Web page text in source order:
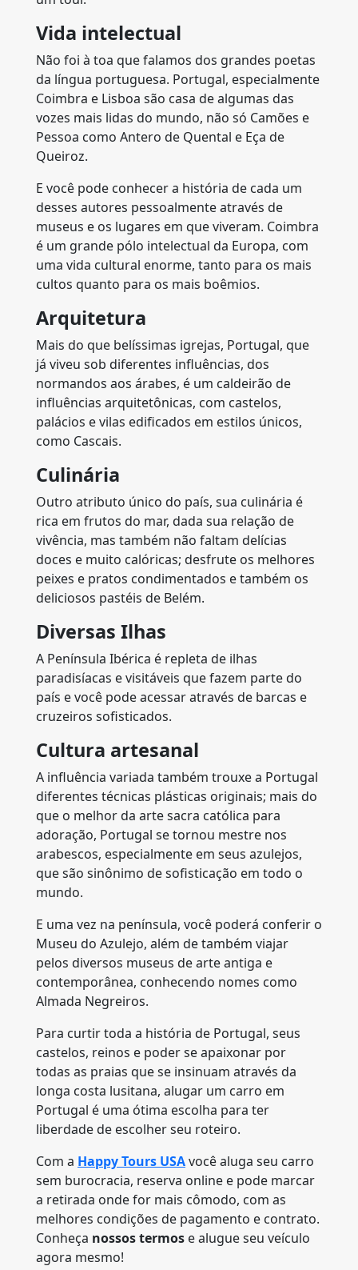
Vida intelectual
Não foi à toa que falamos dos grandes poetas
da língua portuguesa. Portugal, especialmente
Coimbra e Lisboa são casa de algumas das
vozes mais lidas do mundo, não só Camões e
Pessoa como Antero de Quental e Eça de
Queiroz.
E você pode conhecer a história de cada um
desses autores pessoalmente através de
museus e os lugares em que viveram. Coimbra
é um grande pólo intelectual da Europa, com
uma vida cultural enorme, tanto para os mais
cultos quanto para os mais boêmios.
Arquitetura
Mais do que belíssimas igrejas, Portugal, que
já viveu sob diferentes influências, dos
normandos aos árabes, é um caldeirão de
influências arquitetônicas, com castelos,
palácios e vilas edificados em estilos únicos,
como Cascais.
Culinária
Outro atributo único do país, sua culinária é
rica em frutos do mar, dada sua relação de
vivência, mas também não faltam delícias
doces e muito calóricas; desfrute os melhores
peixes e pratos condimentados e também os
deliciosos pastéis de Belém.
Diversas Ilhas
A Península Ibérica é repleta de ilhas
paradisíacas e visitáveis que fazem parte do
país e você pode acessar através de barcas e
cruzeiros sofisticados.
Cultura artesanal
A influência variada também trouxe a Portugal
diferentes técnicas plásticas originais; mais do
que o melhor da arte sacra católica para
adoração, Portugal se tornou mestre nos
arabescos, especialmente em seus azulejos,
que são sinônimo de sofisticação em todo o
mundo.
E uma vez na península, você poderá conferir o
Museu do Azulejo, além de também viajar
pelos diversos museus de arte antiga e
contemporânea, conhecendo nomes como
Almada Negreiros.
Para curtir toda a história de Portugal, seus
castelos, reinos e poder se apaixonar por
todas as praias que se insinuam através da
longa costa lusitana, alugar um carro em
Portugal é uma ótima escolha para ter
liberdade de escolher seu roteiro.
Com a Happy Tours USAvocê aluga seu carro
sem burocracia, reserva online e pode marcar
a retirada onde for mais cômodo, com as
melhores condições de pagamento e contrato.
Conheça nossos termos e alugue seu veículo
agora mesmo!